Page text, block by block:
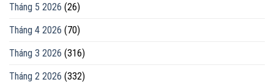
Tháng 5 2026 (26)
Tháng 4 2026 (70)
Tháng 3 2026 (316)
Tháng 2 2026 (332)